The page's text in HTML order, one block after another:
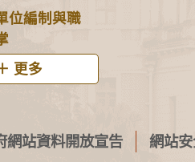
位編制與職
更多
網站資料開放宣告 網站